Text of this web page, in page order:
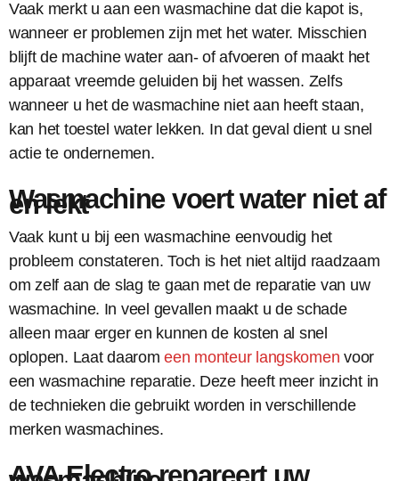
Vaak merkt u aan een wasmachine dat die kapot is,
wanneer er problemen zijn met het water. Misschien
blijft de machine water aan- of afvoeren of maakt het
apparaat vreemde geluiden bij het wassen. Zelfs
wanneer u het de wasmachine niet aan heeft staan,
kan het toestel water lekken. In dat geval dient u snel
actie te ondernemen.
Wasmachine voert water niet af
en lekt
Vaak kunt u bij een wasmachine eenvoudig het
probleem constateren. Toch is het niet altijd raadzaam
om zelf aan de slag te gaan met de reparatie van uw
wasmachine. In veel gevallen maakt u de schade
alleen maar erger en kunnen de kosten al snel
oplopen. Laat daaromeen monteur langskomen voor
een wasmachine reparatie. Deze heeft meer inzicht in
de technieken die gebruikt worden in verschillende
merken wasmachines.